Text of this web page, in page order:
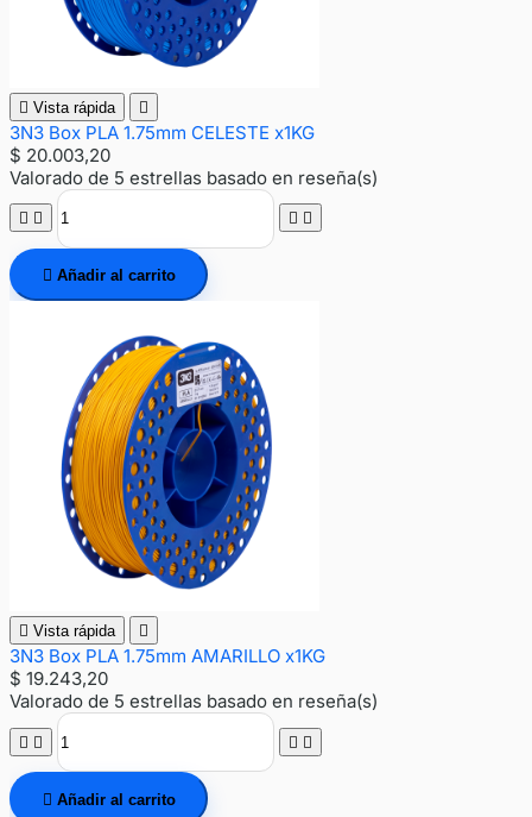
 Vista rápida 
3N3 Box PLA 1.75mm CELESTE x1KG
$ 20.003,20
Valorado de 5 estrellas basado en reseña(s)
   
 Añadir al carrito
 Vista rápida 
3N3 Box PLA 1.75mm AMARILLO x1KG
$ 19.243,20
Valorado de 5 estrellas basado en reseña(s)
   
 Añadir al carrito